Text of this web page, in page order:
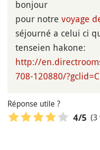
bonjour
pour notre voyage
séjourné a celui ci
tenseien hakone:
http://
708-120880/
Réponse utile ?
4/5 (3